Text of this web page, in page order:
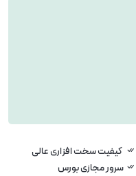
کیفیت سخت افزاری عالی
سرور مجازی بورس